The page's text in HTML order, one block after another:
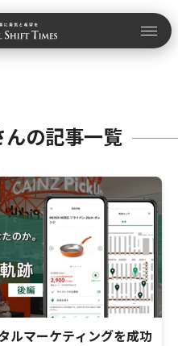
んの記事一覧
ルマーケティングを成功